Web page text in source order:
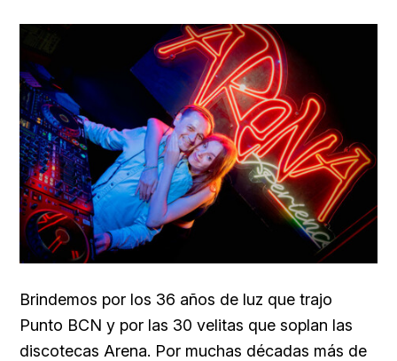
Brindemos por los 36 años de luz que trajo
Punto BCN y por las 30 velitas que soplan las
discotecas Arena. Por muchas décadas más de